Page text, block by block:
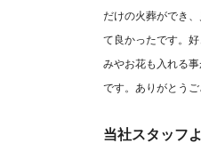
だけの火葬ができ
て良かったです。
みやお花も入れる
です。ありがとうご
当社スタッフ